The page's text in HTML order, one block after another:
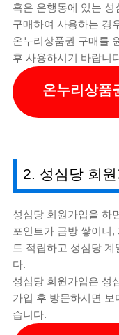
혹은 은행동에 있는
구매하여 사용하는 경
온누리상품권 구매를
후 사용하시기 바랍니
온누리상품
2. 성심당 회
성심당 회원가입을 하
포인트가 금방 쌓이니
트 적립하고 성심당
다.
성심당 회원가입은 성
가입 후 방문하시면 보
습니다.